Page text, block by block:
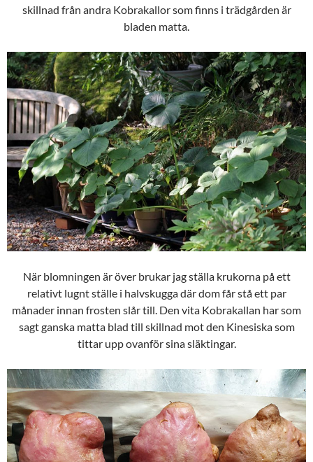
skillnad från andra Kobrakallor som finns i trädgården är
bladen matta.
När blomningen är över brukar jag ställa krukorna på ett
relativt lugnt ställe i halvskugga där dom får stå ett par
månader innan frosten slår till. Den vita Kobrakallan har som
sagt ganska matta blad till skillnad mot den Kinesiska som
tittar upp ovanför sina släktingar.